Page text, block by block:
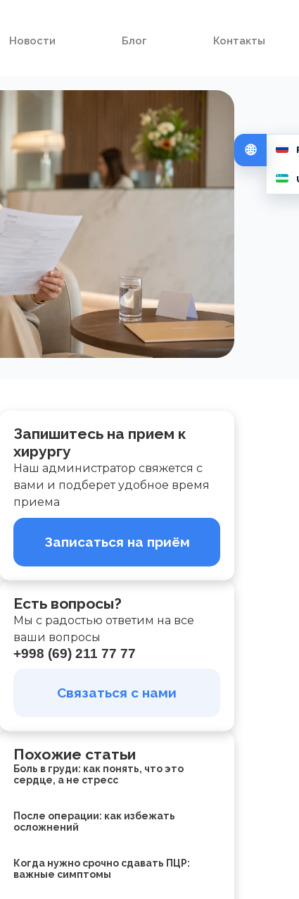
Новости Блог Контакты
Запишитесь на прием к
хирургу
Наш администратор свяжется с
вами и подберет удобное время
приема
Записаться на приём
Есть вопросы?
Мы с радостью ответим на все
ваши вопросы
+998 (69) 211 77 77
Связаться с нами
Похожие статьи
Боль в груди: как понять, что это
сердце, а не стресс
После операции: как избежать
осложнений
Когда нужно срочно сдавать ПЦР:
важные симптомы